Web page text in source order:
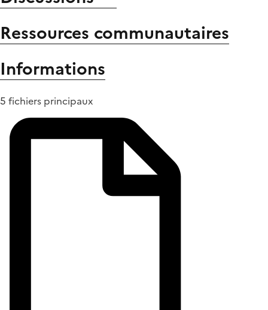
Ressources communautaires
Informations
5 fichiers principaux